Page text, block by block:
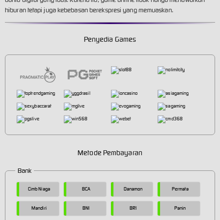
hiburan tetapi juga kebebasan berekspresi yang memuaskan.
Penyedia Games
Metode Pembayaran
Bank
Cimb Niaga BCA Danamon Permata
Mandiri BNI BRI Panin